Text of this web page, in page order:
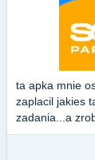
ta apka mnie
zaplacil jakies
zadania...a